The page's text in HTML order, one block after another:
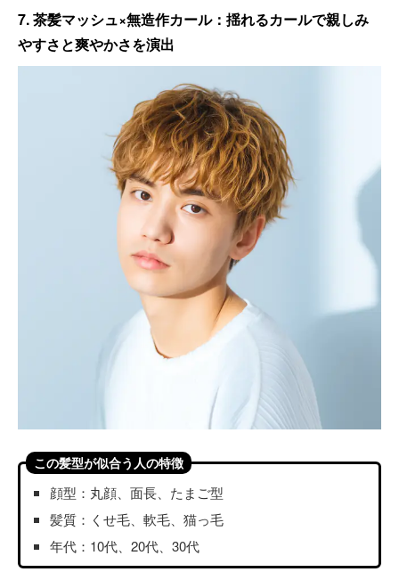
7. 茶髪マッシュ×無造作カール：揺れるカールで親しみ
やすさと爽やかさを演出
この髪型が似合う人の特徴
顔型：丸顔、面長、たまご型
髪質：くせ毛、軟毛、猫っ毛
年代：10代、20代、30代